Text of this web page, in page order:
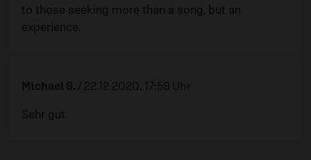
to those seeking more than a song, but an
experience.
Michael S. / 22.12.2020, 17:59 Uhr
Sehr gut